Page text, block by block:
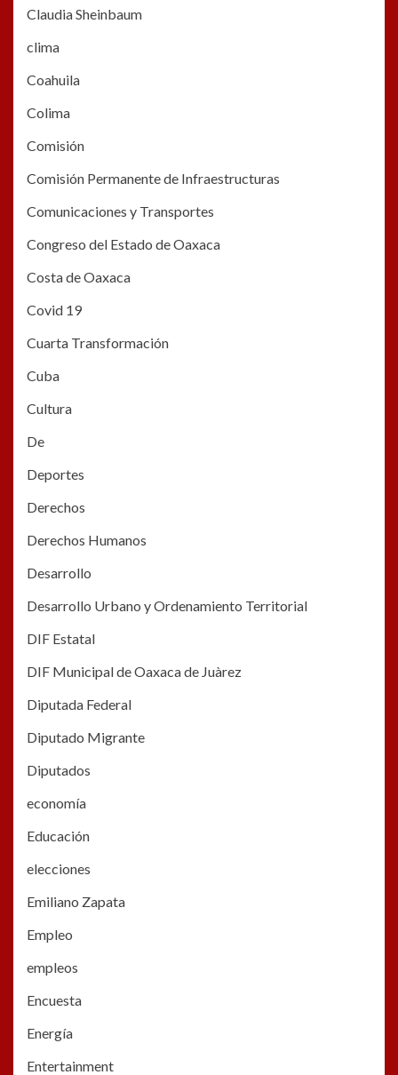
Claudia Sheinbaum
clima
Coahuila
Colima
Comisión
Comisión Permanente de Infraestructuras
Comunicaciones y Transportes
Congreso del Estado de Oaxaca
Costa de Oaxaca
Covid 19
Cuarta Transformación
Cuba
Cultura
De
Deportes
Derechos
Derechos Humanos
Desarrollo
Desarrollo Urbano y Ordenamiento Territorial
DIF Estatal
DIF Municipal de Oaxaca de Juàrez
Diputada Federal
Diputado Migrante
Diputados
economía
Educación
elecciones
Emiliano Zapata
Empleo
empleos
Encuesta
Energía
Entertainment